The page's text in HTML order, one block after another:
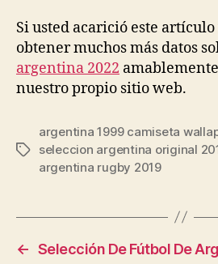
Si usted acarició este
obtener muchos más datos
argentina 2022
nuestro propio sitio web.
Etiquetas
argentina 1999 camiseta
seleccion argentina original
argentina rugby 2019
← Selección De Fútbol De